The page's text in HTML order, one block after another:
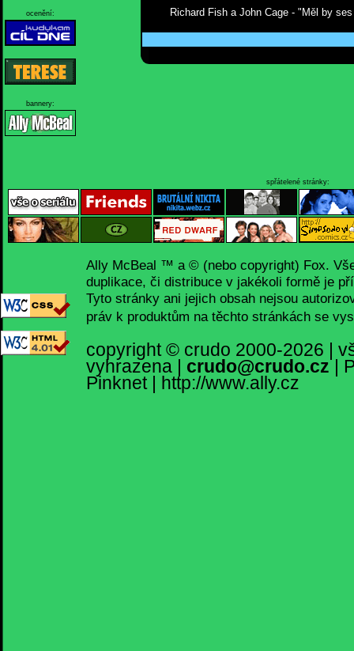
ocenění:
bannery:
Richard Fish a John Cage - "Měl by
spřátelené stránky:
Ally McBeal ™ a © (nebo copyright) Fox.
duplikace, či distribuce v jakékoli formě je
Tyto stránky ani jejich obsah nejsou
práv k produktům na těchto stránkách se
copyright © crudo 2000-2026 |
vyhrazena
crudo@crudo.cz|
Pinknet| http://www.ally.cz